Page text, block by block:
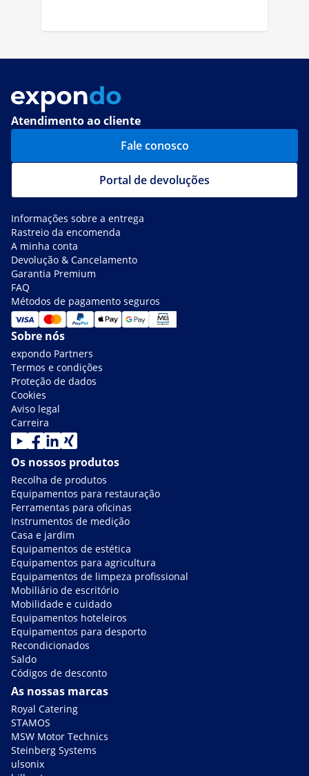
Atendimento ao cliente
Fale conosco
Portal de devoluções
Informações sobre a entrega
Rastreio da encomenda
A minha conta
Devolução & Cancelamento
Garantia Premium
FAQ
Métodos de pagamento seguros
Sobre nós
expondo Partners
Termos e condições
Proteção de dados
Cookies
Aviso legal
Carreira
Os nossos produtos
Recolha de produtos
Equipamentos para restauração
Ferramentas para oficinas
Instrumentos de medição
Casa e jardim
Equipamentos de estética
Equipamentos para agricultura
Equipamentos de limpeza profissional
Mobiliário de escritório
Mobilidade e cuidado
Equipamentos hoteleiros
Equipamentos para desporto
Recondicionados
Saldo
Códigos de desconto
As nossas marcas
Royal Catering
STAMOS
MSW Motor Technics
Steinberg Systems
ulsonix